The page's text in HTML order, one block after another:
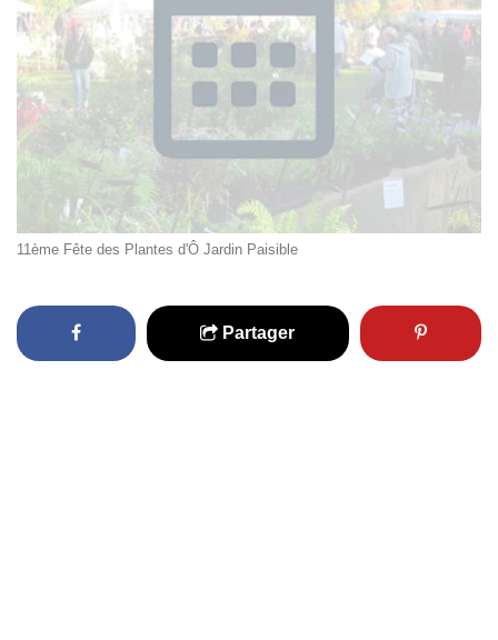
11ème Fête des Plantes d'Ô Jardin Paisible
Partager